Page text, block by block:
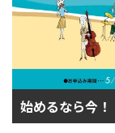
始めるなら今！